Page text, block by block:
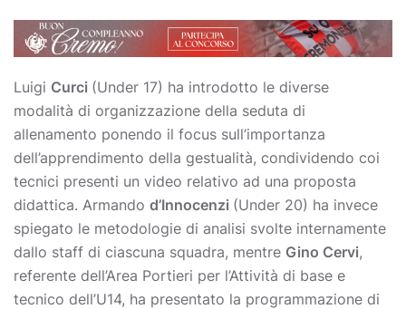
Luigi Curci (Under 17) ha introdotto le diverse
modalità di organizzazione della seduta di
allenamento ponendo il focus sull’importanza
dell’apprendimento della gestualità, condividendo coi
tecnici presenti un video relativo ad una proposta
didattica. Armando d’Innocenzi (Under 20) ha invece
spiegato le metodologie di analisi svolte internamente
dallo staff di ciascuna squadra, mentre Gino Cervi,
referente dell’Area Portieri per l’Attività di base e
tecnico dell’U14, ha presentato la programmazione di